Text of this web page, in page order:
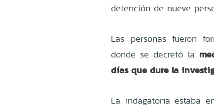
detención de nueve
Las personas fueron
donde se decretó la
días que dure la
La indagatoria estaba